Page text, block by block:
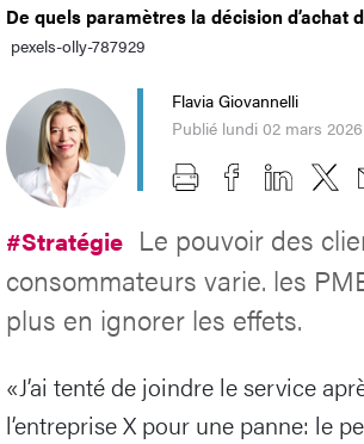
De quels paramètres la décision d’achat
pexels-olly-787929
Flavia Giovannelli
Publié lundi 02 mars 2026
#Stratégie Le pouvoir des
consommateurs varie. les
plus en ignorer les effets.
«J’ai tenté de joindre le service
l’entreprise X pour une panne: le